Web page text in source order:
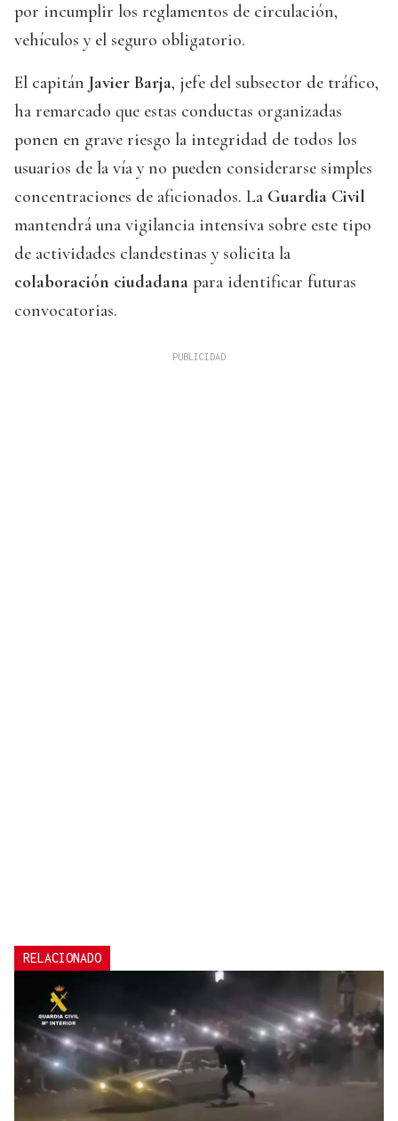
por incumplir los reglamentos de circulación,
vehículos y el seguro obligatorio.
El capitán Javier Barja, jefe del subsector de tráfico,
ha remarcado que estas conductas organizadas
ponen en grave riesgo la integridad de todos los
usuarios de la vía y no pueden considerarse simples
concentraciones de aficionados. La Guardia Civil
mantendrá una vigilancia intensiva sobre este tipo
de actividades clandestinas y solicita la
colaboración ciudadana para identificar futuras
convocatorias.
RELACIONADO